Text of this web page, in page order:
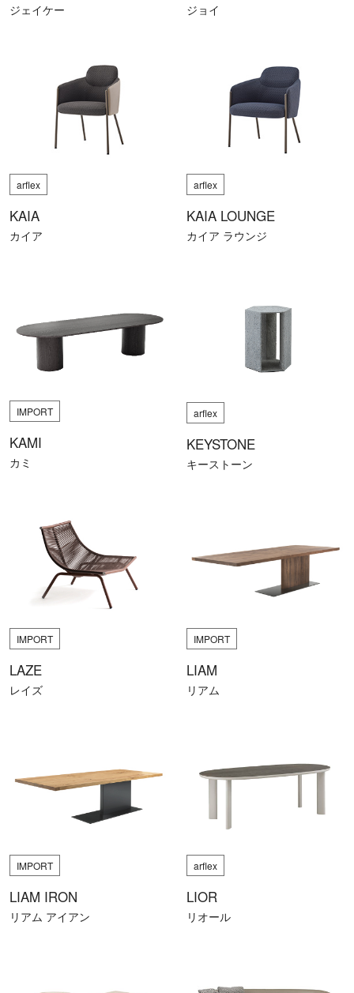
ジェイケー ジョイ
arflex
KAIA
カイア
arflex
KAIA LOUNGE
カイア ラウンジ
IMPORT
KAMI
カミ
arflex
KEYSTONE
キーストーン
IMPORT
LAZE
レイズ
IMPORT
LIAM
リアム
IMPORT
LIAM IRON
リアム アイアン
arflex
LIOR
リオール